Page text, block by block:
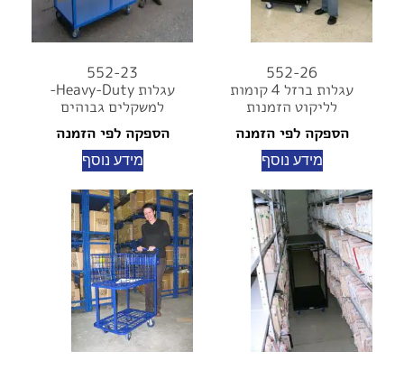
552-26
עגלות ברזל 4 קומות
לליקוט הזמנות
הספקה לפי הזמנה
מידע נוסף
552-23
עגלות Heavy-Duty-
למשקלים גבוהים
הספקה לפי הזמנה
מידע נוסף